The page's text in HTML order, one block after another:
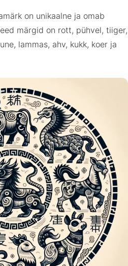
on unikaalne ja omab
märgid on rott, pühvel, tiiger,
lammas, ahv, kukk, koer ja